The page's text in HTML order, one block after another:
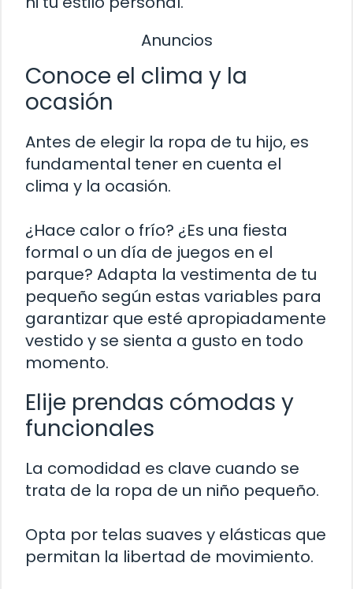
Anuncios
Conoce el clima y la
ocasión
Antes de elegir la ropa de tu hijo, es
fundamental tener en cuenta el
clima y la ocasión.
¿Hace calor o frío? ¿Es una fiesta
formal o un día de juegos en el
parque? Adapta la vestimenta de tu
pequeño según estas variables para
garantizar que esté apropiadamente
vestido y se sienta a gusto en todo
momento.
Elije prendas cómodas y
funcionales
La comodidad es clave cuando se
trata de la ropa de un niño pequeño.
Opta por telas suaves y elásticas que
permitan la libertad de movimiento.